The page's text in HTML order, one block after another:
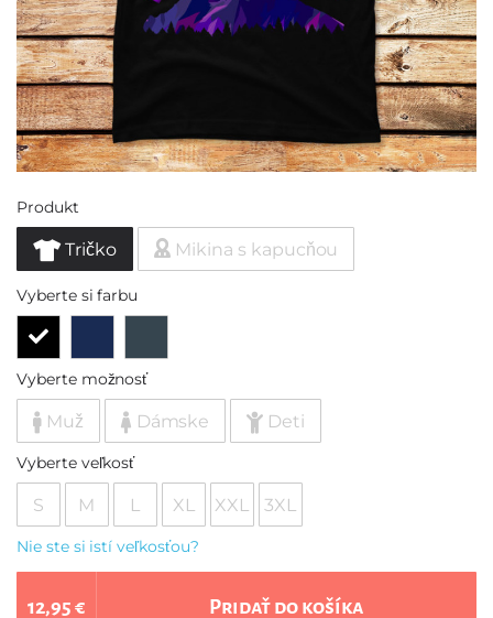
Produkt
Tričko Mikina s kapucňou
Vyberte si farbu
Vyberte možnosť
Muž Dámske Deti
Vyberte veľkosť
S M L XL XXL 3XL
Nie ste si istí veľkosťou?
12,95 € Pridať do košíka